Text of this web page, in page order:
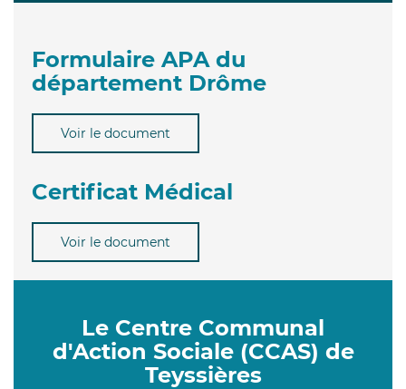
Formulaire APA du
département Drôme
Voir le document
Certificat Médical
Voir le document
Le Centre Communal
d'Action Sociale (CCAS) de
Teyssières